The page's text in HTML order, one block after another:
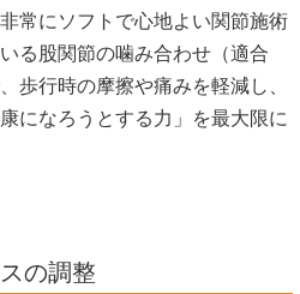
常にソフトで心地よい関節施術
る股関節の噛み合わせ（適合
歩行時の摩擦や痛みを軽減し、
になろうとする力」を最大限に
の調整